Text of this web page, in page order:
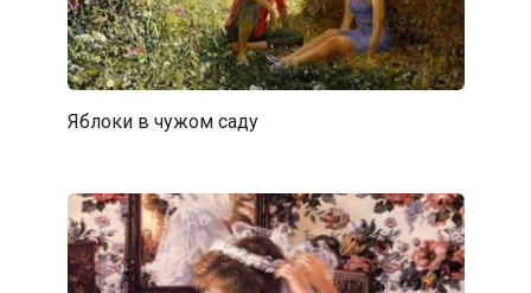
Яблоки в чужом саду